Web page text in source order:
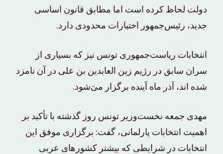
دولت لحاظ کرده است اما مطابق قانون اساسی
جدید، رئیس‌جمهور اختیارات محدودی دارد.
انتخابات ریاست‌جمهوری تونس نیز که بسیاری از
سران سابق در رژیم زین العابدین بن علی در آن نامزد
شده اند، آذر ماه آینده برگزار می‌َشود.
مهدی جمعه نخست‌وزیر تونس روز گذشته با تأکید بر
اهمیت انتخابات پارلمانی، گفت: برگزاری موفق این
انتخابات در شرایطی که بیشتر کشورهای عربی